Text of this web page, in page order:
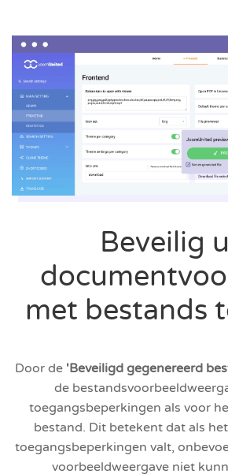
Beveilig
met bestands
Door de 'Beveiligd gegenereerd
de
toegangsbeperkingen als voor
bestand. Dit betekent dat als
toegangsbeperkingen valt,
voorbeeldweergave niet